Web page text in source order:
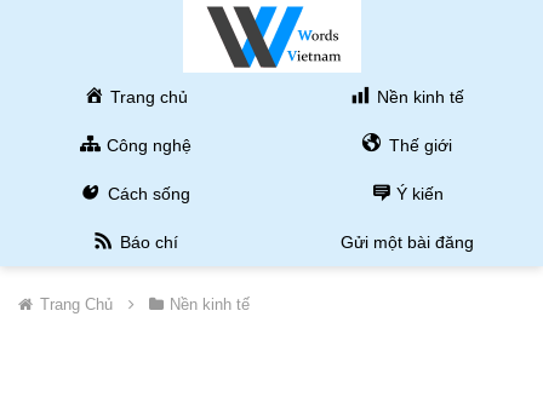
Trang chủ Nền kinh tế
Công nghệ Thế giới
Cách sống Ý kiến
Báo chí Gửi một bài đăng
Trang Chủ Nền kinh tế